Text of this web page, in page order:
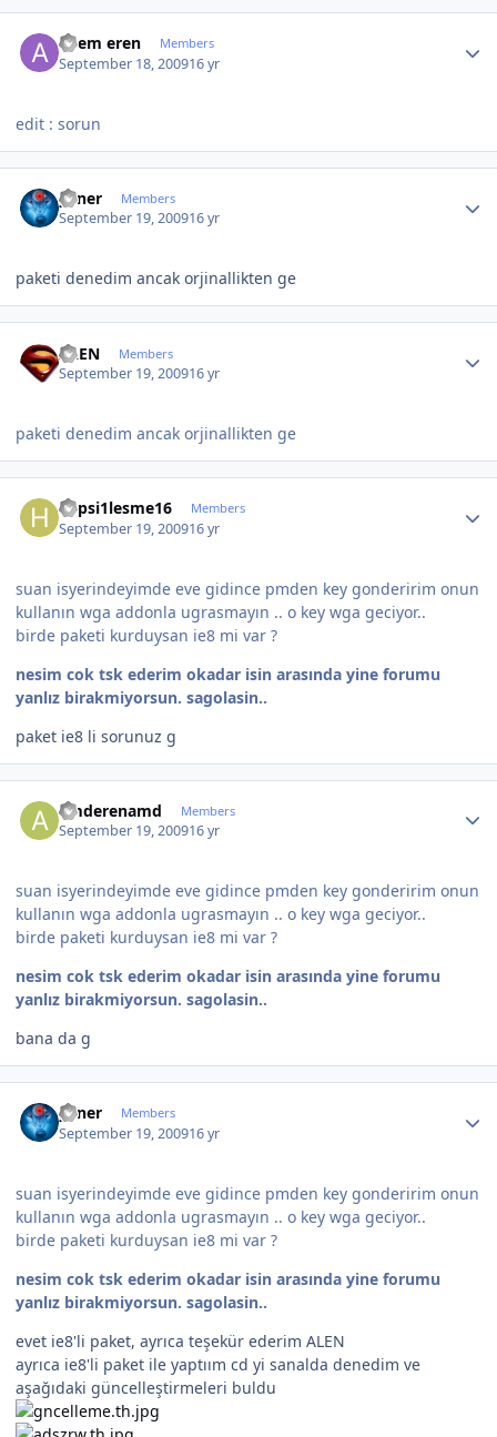
adem eren Members
September 18, 200916 yr
edit : sorun
yener Members
September 19, 200916 yr
paketi denedim ancak orjinallikten ge
ALEN Members
September 19, 200916 yr
paketi denedim ancak orjinallikten ge
hepsi1lesme16 Members
September 19, 200916 yr
suan isyerindeyimde eve gidince pmden key gonderirim onun
kullanın wga addonla ugrasmayın .. o key wga geciyor..
birde paketi kurduysan ie8 mi var ?
nesim cok tsk ederim okadar isin arasında yine forumu
yanlız birakmiyorsun. sagolasin..
paket ie8 li sorunuz g
amderenamd Members
September 19, 200916 yr
suan isyerindeyimde eve gidince pmden key gonderirim onun
kullanın wga addonla ugrasmayın .. o key wga geciyor..
birde paketi kurduysan ie8 mi var ?
nesim cok tsk ederim okadar isin arasında yine forumu
yanlız birakmiyorsun. sagolasin..
bana da g
yener Members
September 19, 200916 yr
suan isyerindeyimde eve gidince pmden key gonderirim onun
kullanın wga addonla ugrasmayın .. o key wga geciyor..
birde paketi kurduysan ie8 mi var ?
nesim cok tsk ederim okadar isin arasında yine forumu
yanlız birakmiyorsun. sagolasin..
evet ie8'li paket, ayrıca teşekür ederim ALEN
ayrıca ie8'li paket ile yaptıım cd yi sanalda denedim ve
aşağıdaki güncelleştirmeleri buldu